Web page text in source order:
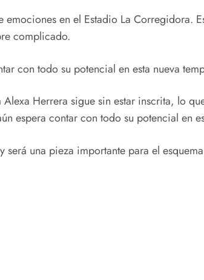
en el Estadio La Corregidora.
complicado.
con todo su potencial en esta nueva
Herrera sigue sin estar inscrita, lo
espera contar con todo su potencial en
una pieza importante para el